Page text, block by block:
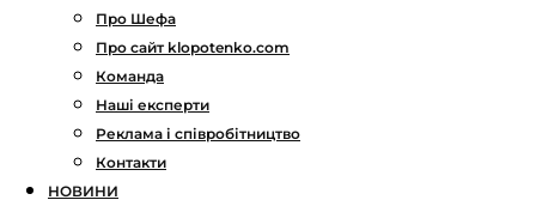
Про Шефа
Про сайт klopotenko.com
Команда
Наші експерти
Реклама і співробітництво
Контакти
НОВИНИ